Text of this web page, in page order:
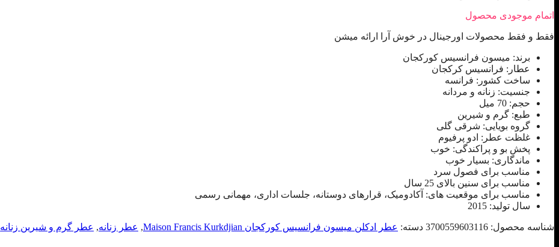
اتمام موجودی محصول
فقط و فقط محصولات اورجینال در خوش آرا ارائه میشن
برند: میسون فرانسیس کورکجان
عطار: فرانسیس کرکجان
ساخت کشور: فرانسه
جنسیت: زنانه و مردانه
حجم: 70 میل
طبع: گرم و شیرین
گروه بویایی: شرقی گلی
غلظت عطر: ادو پرفیوم
پخش بو و پراکندگی: خوب
ماندگاری: بسیار خوب
مناسب برای فصول سرد
مناسب برای سنین بالای 25 سال
مناسب برای موقعیت های: آکادومیک، قرارهای دوستانه، جلسات اداری، مهمانی رسمی
سال تولید: 2015
شناسه محصول: 3700559603116 دسته: عطر ادکلن میسون فرانسیس کورکجان Maison Francis Kurkdjian , عطر زنانه, عطر گرم و شیرین زنانه